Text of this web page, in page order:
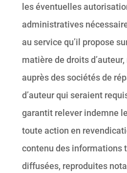
les éventuelles
administratives
au service qu’il propose
matière de droits
auprès des sociétés de
d’auteur qui seraient
garantit relever indemne
toute action en
contenu des informations
diffusées, reproduites